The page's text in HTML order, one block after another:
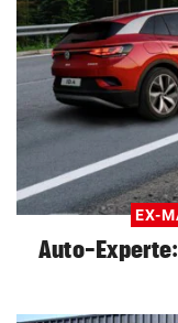
EX-
Auto-